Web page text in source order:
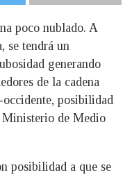
poco nublado. A
se tendrá un
generando
de la cadena
posibilidad
de Medio
posibilidad a que se